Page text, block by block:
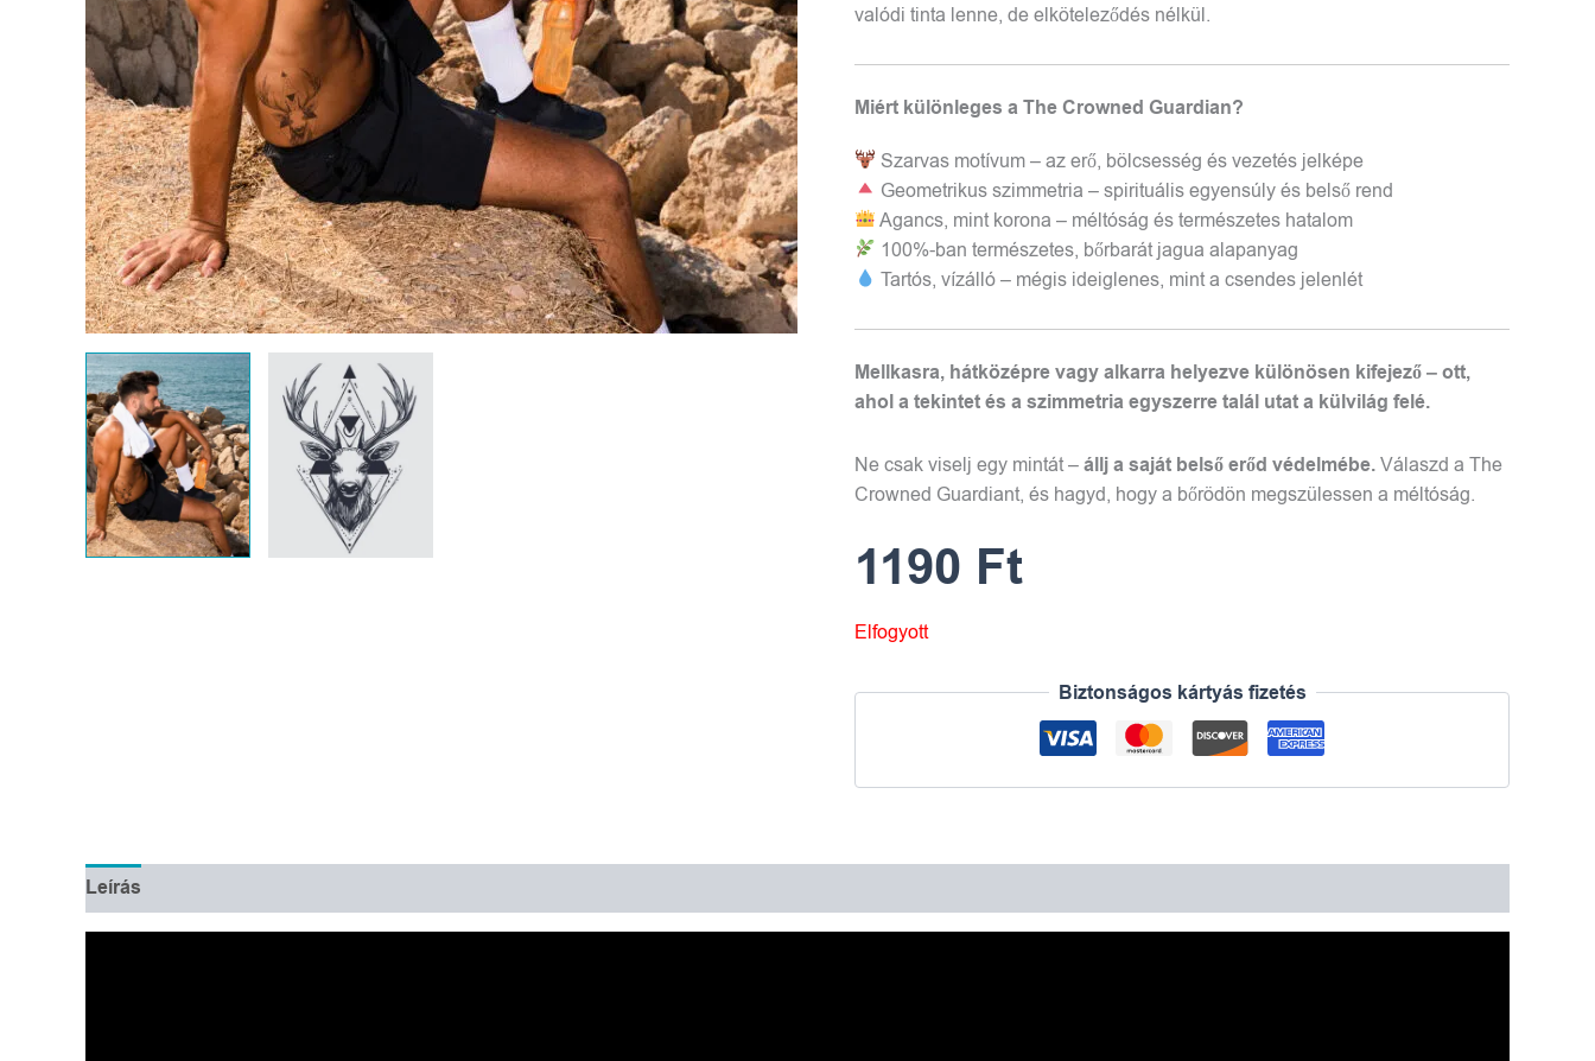
valódi tinta lenne, de elköteleződés nélkül.
Miért különleges a The Crowned Guardian?
Szarvas motívum – az erő, bölcsesség és vezetés jelképe
Geometrikus szimmetria – spirituális egyensúly és belső rend
Agancs, mint korona – méltóság és természetes hatalom
100%-ban természetes, bőrbarát jagua alapanyag
Tartós, vízálló – mégis ideiglenes, mint a csendes jelenlét
Mellkasra, hátközépre vagy alkarra helyezve különösen kifejező – ott,
ahol a tekintet és a szimmetria egyszerre talál utat a külvilág felé.
Ne csak viselj egy mintát –állj a saját belső erőd védelmébe.Válaszd a The
Crowned Guardiant, és hagyd, hogy a bőrödön megszülessen a méltóság.
1190 Ft
Elfogyott
Biztonságos kártyás fizetés
Leírás